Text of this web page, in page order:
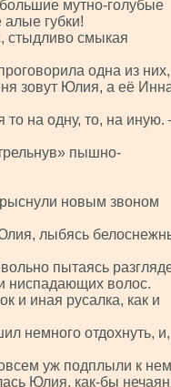
мутно-голубые
губки!
стыдливо смыкая
одна из
зовут Юлия, а её
на одну, то, на
пышно-
новым звоном
лыбясь
пытаясь
ниспадающих волос.
и иная русалка, как и
немного отдохнуть, и,
уж подплыли к
Юлия, как-бы